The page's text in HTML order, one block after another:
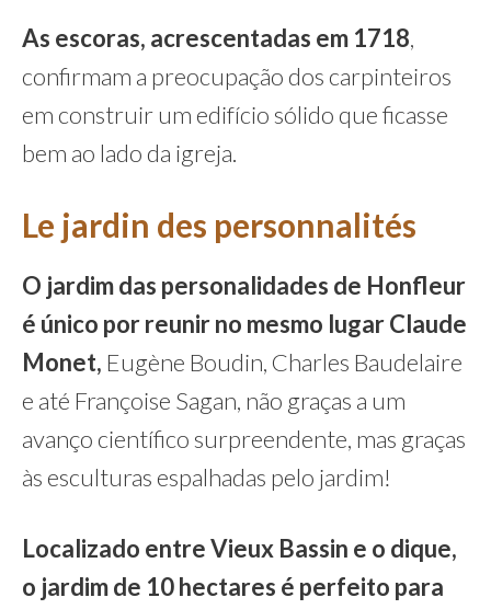
As escoras, acrescentadas em 1718,
confirmam a preocupação dos carpinteiros
em construir um edifício sólido que ficasse
bem ao lado da igreja.
Le jardin des personnalités
O jardim das personalidades de Honfleur
é único por reunir no mesmo lugar Claude
Monet, Eugène Boudin, Charles Baudelaire
e até Françoise Sagan, não graças a um
avanço científico surpreendente, mas graças
às esculturas espalhadas pelo jardim!
Localizado entre Vieux Bassin e o dique,
o jardim de 10 hectares é perfeito para